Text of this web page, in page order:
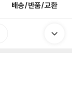
배송/반품/교환